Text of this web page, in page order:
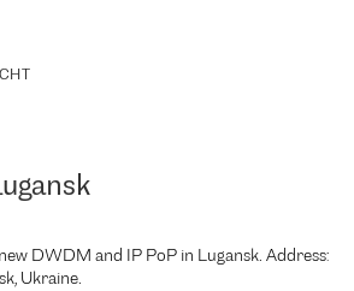
DWDM and IP PoP in Lugansk. Address:
Ukraine.